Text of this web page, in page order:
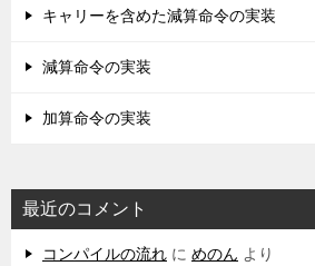
キャリーを含めた減算命令の実装
減算命令の実装
加算命令の実装
最近のコメント
コンパイルの流れ に めのん より